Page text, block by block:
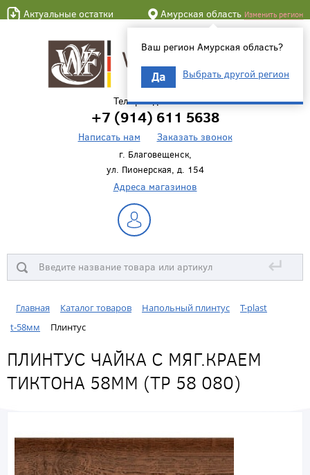
Актуальные остатки Амурская область Изменить регион
Ваш регион Амурская область?
Да Выбрать другой регион
Телефон для связи
+7 (914) 611 5638
Написать нам Заказать звонок
г. Благовещенск,
ул. Пионерская, д. 154
Адреса магазинов
↵
Главная Каталог товаров Напольный плинтус
T-plast
t-58мм
Плинтус
ПЛИНТУС ЧАЙКА С МЯГ.КРАЕМ
ТИКТОНА 58ММ (ТР 58 080)